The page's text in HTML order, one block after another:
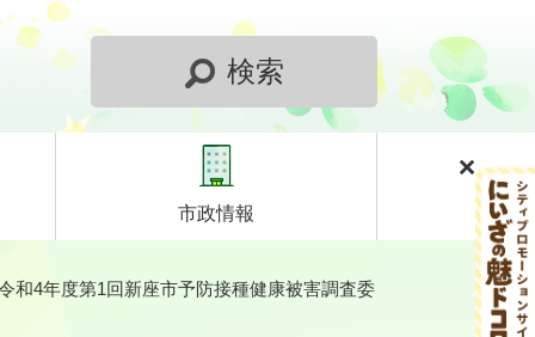
検索
市政情報
和4年度第1回新座市予防接種健康被害調査委